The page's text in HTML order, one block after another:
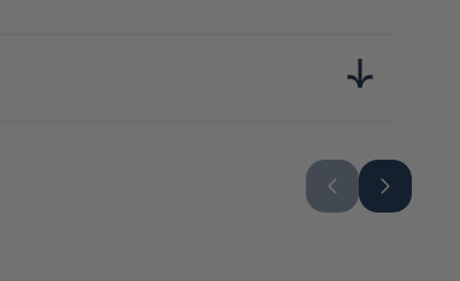
pratique et du développement personnel, elles